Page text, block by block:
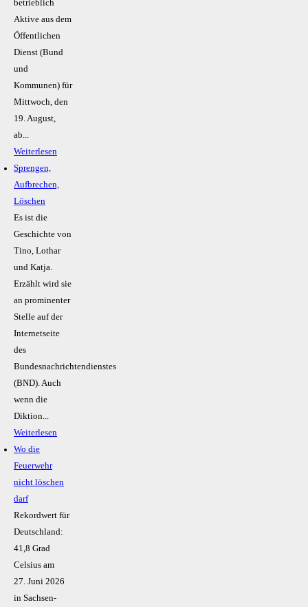
betrieblich
Aktive aus dem
Öffentlichen
Dienst (Bund
und
Kommunen) für
Mittwoch, den
19. August,
ab...
Weiterlesen
Sprengen,
Aufbrechen,
Löschen
Es ist die
Geschichte von
Tino, Lothar
und Katja.
Erzählt wird sie
an prominenter
Stelle auf der
Internetseite
des
Bundesnachrichtendienstes
(BND). Auch
wenn die
Diktion...
Weiterlesen
Wo die
Feuerwehr
nicht löschen
darf
Rekordwert für
Deutschland:
41,8 Grad
Celsius am
27. Juni 2026
in Sachsen-